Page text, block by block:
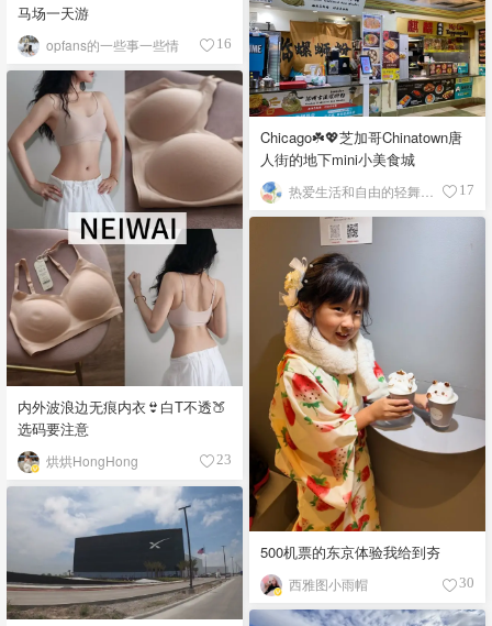
马场一天游
opfans的一些事一些情 16
Chicago☘️💖芝加哥Chinatown唐
人街的地下mini小美食城
17
内外波浪边无痕内衣👙白T不透🍑
选码要注意
烘烘HongHong 23
500机票的东京体验我给到夯
西雅图小雨帽 30